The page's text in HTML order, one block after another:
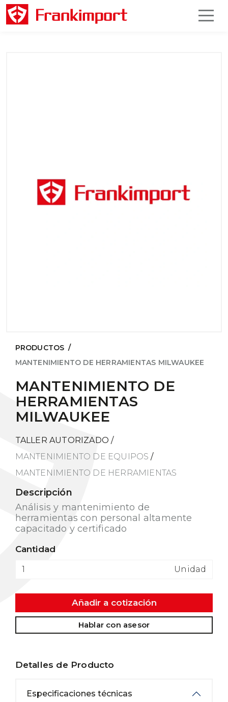
PRODUCTOS /
MANTENIMIENTO DE HERRAMIENTAS MILWAUKEE
MANTENIMIENTO DE
HERRAMIENTAS
MILWAUKEE
TALLER AUTORIZADO /
MANTENIMIENTO DE EQUIPOS /
MANTENIMIENTO DE HERRAMIENTAS
Descripción
Análisis y mantenimiento de
herramientas con personal altamente
capacitado y certificado
Cantidad
Unidad
Añadir a cotización
Hablar con asesor
Detalles de Producto
Especificaciones técnicas